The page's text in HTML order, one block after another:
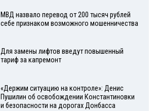
МВД назвало перевод от 200 тысяч рублей
себе признаком возможного мошенничества
Для замены лифтов введут повышенный
тариф за капремонт
«Держим ситуацию на контроле»: Денис
Пушилин об освобождении Константиновки
и безопасности на дорогах Донбасса